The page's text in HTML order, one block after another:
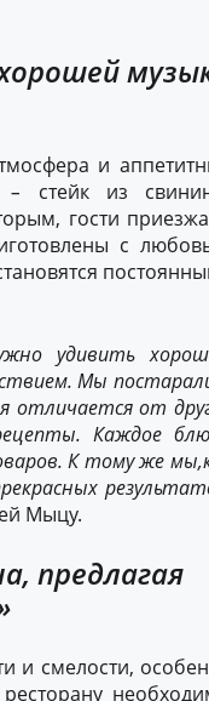
и
– стейк из
гости
с
удивить
Мы
отличается от
. Каждое
К тому же мы,
Мыцу.
предлагая
и смелости,